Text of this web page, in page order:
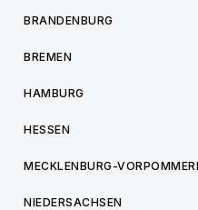
BRANDENBURG
BREMEN
HAMBURG
HESSEN
MECKLENBURG-
NIEDERSACHSEN